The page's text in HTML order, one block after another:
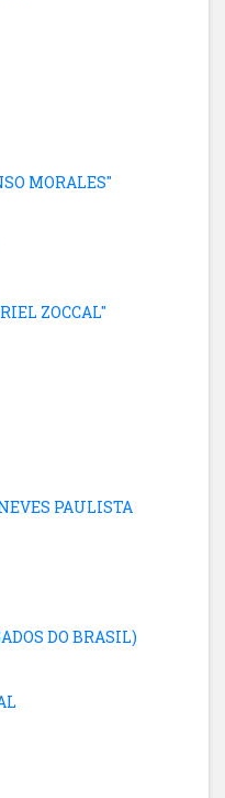
MORALES"
ZOCCAL"
PAULISTA
DO BRASIL)